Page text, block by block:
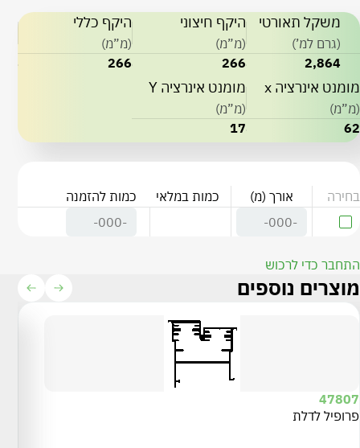
משקל תאורטי
(גרם למ’)
2,864
היקף חיצוני
(מ”מ)
266
היקף כללי
(מ”מ)
266
מומנט אינרציה x
(מ”מ)
62
מומנט אינרציה Y
(מ”מ)
17
בחירה אורך (מ) כמות במלאי כמות להזמנה
התחבר כדי לרכוש
מוצרים נוספים
47807
פרופיל לדלת